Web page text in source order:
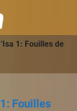
1: Fouilles de
Fouilles